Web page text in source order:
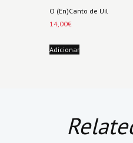
O (En)Canto de Uil
14,00€
Adicionar